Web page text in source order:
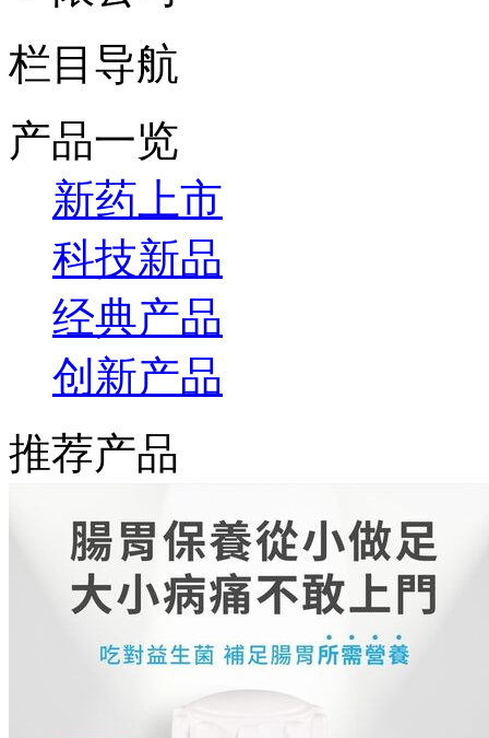
栏目导航
产品一览
新药上市
科技新品
经典产品
创新产品
推荐产品